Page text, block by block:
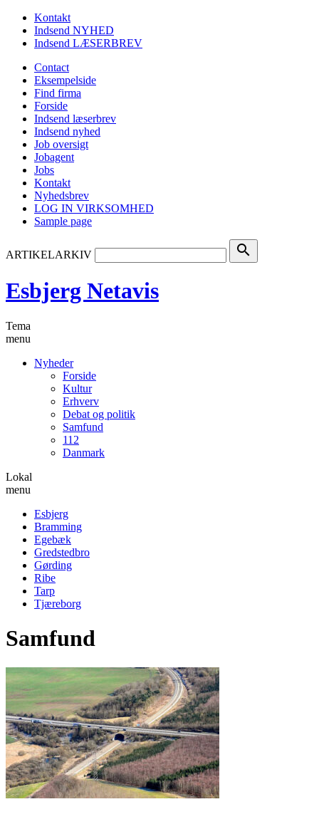
Kontakt
Indsend NYHED
Indsend LÆSERBREV
Contact
Eksempelside
Find firma
Forside
Indsend læserbrev
Indsend nyhed
Job oversigt
Jobagent
Jobs
Kontakt
Nyhedsbrev
LOG IN VIRKSOMHED
Sample page
ARTIKELARKIV search
Esbjerg Netavis
Tema
menu
Nyheder
Forside
Kultur
Erhverv
Debat og politik
Samfund
112
Danmark
Lokal
menu
Esbjerg
Bramming
Egebæk
Gredstedbro
Gørding
Ribe
Tarp
Tjæreborg
Samfund